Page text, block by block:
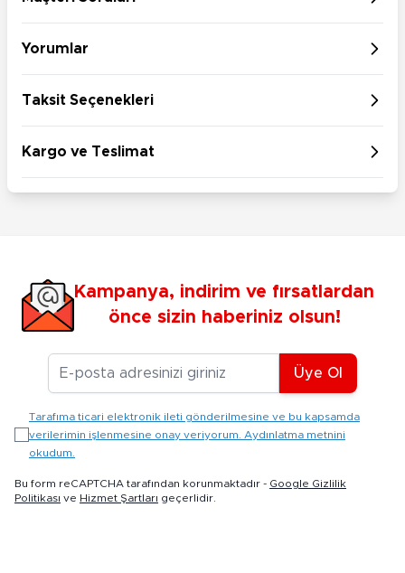
Yorumlar
Taksit Seçenekleri
Kargo ve Teslimat
Kampanya, indirim ve fırsatlardan
önce sizin haberiniz olsun!
E-posta Adresiniz
Üye Ol
Tarafıma ticari elektronik ileti gönderilmesine ve bu kapsamda
verilerimin işlenmesine onay veriyorum. Aydınlatma metnini
okudum.
Bu form reCAPTCHA tarafından korunmaktadır - Google Gizlilik
Politikası ve Hizmet Şartları geçerlidir.